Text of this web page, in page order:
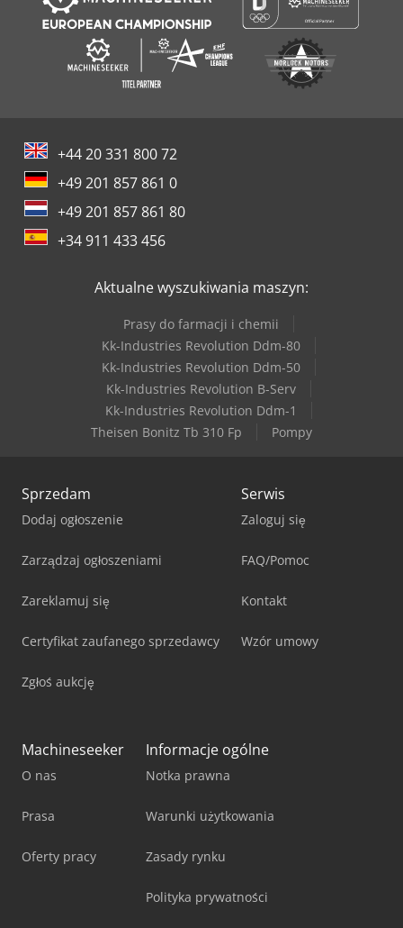
+44 20 331 800 72
+49 201 857 861 0
+49 201 857 861 80
+34 911 433 456
Aktualne wyszukiwania maszyn:
Prasy do farmacji i chemii
Kk-Industries Revolution Ddm-80
Kk-Industries Revolution Ddm-50
Kk-Industries Revolution B-Serv
Kk-Industries Revolution Ddm-1
Theisen Bonitz Tb 310 Fp
Pompy
Sprzedam
Dodaj ogłoszenie
Zarządzaj ogłoszeniami
Zareklamuj się
Certyfikat zaufanego sprzedawcy
Zgłoś aukcję
Serwis
Zaloguj się
FAQ/Pomoc
Kontakt
Wzór umowy
Machineseeker
O nas
Prasa
Oferty pracy
Informacje ogólne
Notka prawna
Warunki użytkowania
Zasady rynku
Polityka prywatności